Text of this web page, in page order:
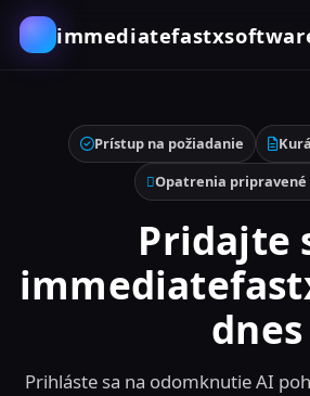
Prístup na požiadanie
Opatrenia pripravené
Pridajte
dnes
Prihláste sa na odomknutie AI